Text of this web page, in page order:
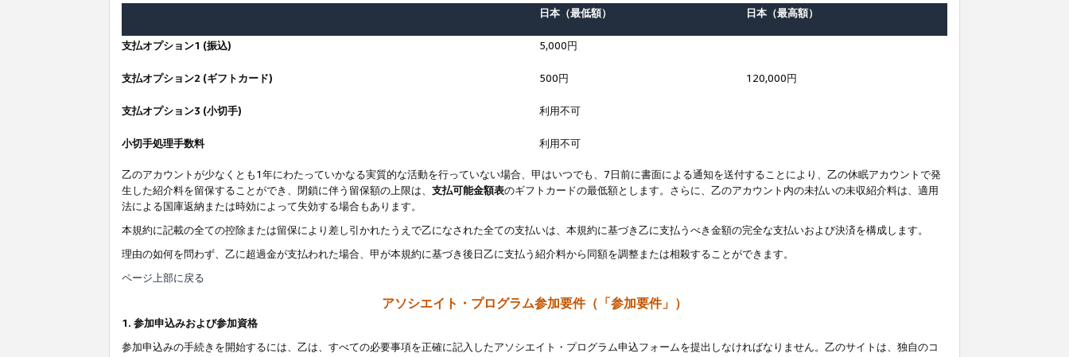
日本（最低額） 日本（最高額）
支払オプション1 (振込) 5,000円
支払オプション2 (ギフトカード) 500円 120,000円
支払オプション3 (小切手) 利用不可
小切手処理手数料 利用不可
乙のアカウントが少なくとも1年にわたっていかなる実質的な活動を行っていない場合、甲はいつでも、7日前に書面による通知を送付することにより、乙の休眠アカウントで発
生した紹介料を留保することができ、閉鎖に伴う留保額の上限は、 支払可能金額表のギフトカードの最低額とします。さらに、乙のアカウント内の未払いの未収紹介料は、適用
法による国庫返納または時効によって失効する場合もあります。
本規約に記載の全ての控除または留保により差し引かれたうえで乙になされた全ての支払いは、本規約に基づき乙に支払うべき金額の完全な支払いおよび決済を構成します。
理由の如何を問わず、乙に超過金が支払われた場合、甲が本規約に基づき後日乙に支払う紹介料から同額を調整または相殺することができます。
ページ上部に戻る
アソシエイト・プログラム参加要件（「参加要件」）
1. 参加申込みおよび参加資格
参加申込みの手続きを開始するには、乙は、すべての必要事項を正確に記入したアソシエイト・プログラム申込フォームを提出しなければなりません。乙のサイトは、独自のコ